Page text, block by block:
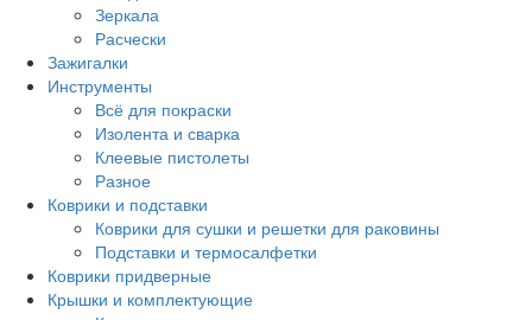
Зеркала
Расчески
Зажигалки
Инструменты
Всё для покраски
Изолента и сварка
Клеевые пистолеты
Разное
Коврики и подставки
Коврики для сушки и решетки для раковины
Подставки и термосалфетки
Коврики придверные
Крышки и комплектующие